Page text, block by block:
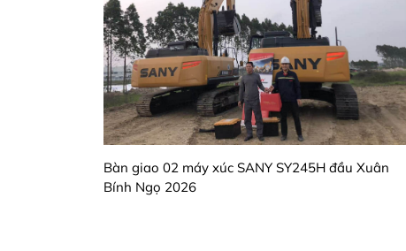
Bàn giao 02 máy xúc SANY SY245H đầu Xuân
Bính Ngọ 2026